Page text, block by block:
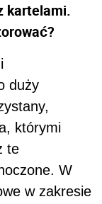
kartelami.
duży
którymi
te
W
w zakresie